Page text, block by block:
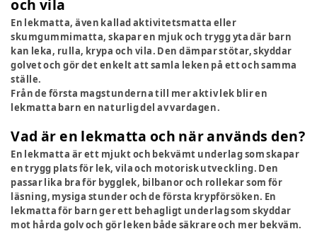
och vila
En lekmatta, även kallad aktivitetsmatta eller
skumgummimatta, skapar en mjuk och trygg yta där barn
kan leka, rulla, krypa och vila. Den dämpar stötar, skyddar
golvet och gör det enkelt att samla leken på ett och samma
ställe.
Från de första magstunderna till mer aktiv lek blir en
lekmatta barn en naturlig del av vardagen.
Vad är en lekmatta och när används den?
En lekmatta är ett mjukt och bekvämt underlag som skapar
en trygg plats för lek, vila och motorisk utveckling. Den
passar lika bra för bygglek, bilbanor och rollekar som för
läsning, mysiga stunder och de första krypförsöken. En
lekmatta för barn ger ett behagligt underlag som skyddar
mot hårda golv och gör leken både säkrare och mer bekväm.